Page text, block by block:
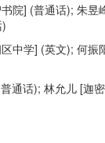
院] (普通话); 朱
中学] (英文); 何
通话); 林允儿 [迦